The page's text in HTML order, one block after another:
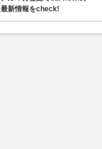
最新情報をcheck!